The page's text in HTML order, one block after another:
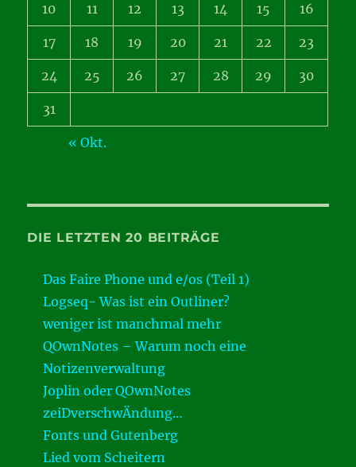
10 11 12 13 14 15 16
17 18 19 20 21 22 23
24 25 26 27 28 29 30
31
« Okt.
DIE LETZTEN 20 BEITRÄGE
Das Faire Phone und e/os (Teil 1)
Logseq- Was ist ein Outliner?
weniger ist manchmal mehr
QOwnNotes – Warum noch eine
Notizenverwaltung
Joplin oder QOwnNotes
zeiDverschwÄndung…
Fonts und Gutenberg
Lied vom Scheitern